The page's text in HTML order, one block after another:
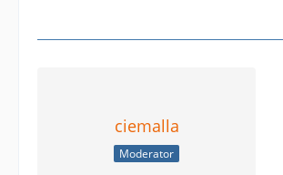
ciemalla
Moderator